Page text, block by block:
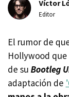
Víctor
Editor
El rumor de
Hollywood
de su Bootleg
adaptación de